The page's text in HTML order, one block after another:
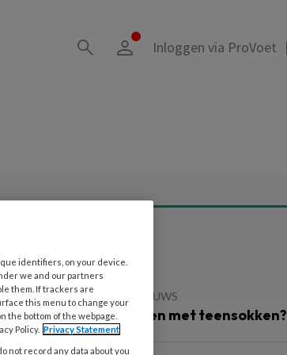
Inloggen via ProVoet
Lees ook
21 JULI 2026 NIEUWS
Gezonder lopen met teensokken?
identifiers, on your device.
we and our partners
them. If trackers are
this menu to change your
the bottom of the webpage.
Policy. Privacy Statement
not record any data about you